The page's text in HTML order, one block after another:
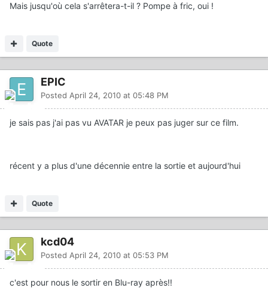
Mais jusqu'où cela s'arrêtera-t-il ? Pompe à fric, oui !
Quote
EPIC
Posted April 24, 2010 at 05:48 PM
je sais pas j'ai pas vu AVATAR je peux pas juger sur ce film.
récent y a plus d'une décennie entre la sortie et aujourd'hui
Quote
kcd04
Posted April 24, 2010 at 05:53 PM
c'est pour nous le sortir en Blu-ray après!!